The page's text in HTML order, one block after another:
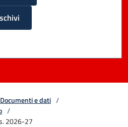
Documenti e dati /
/
2026-27